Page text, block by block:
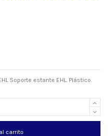
EHL Soporte estante EHL. Plástico.
carrito